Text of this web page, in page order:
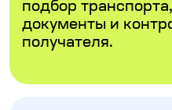
подбор
документы и
получателя.